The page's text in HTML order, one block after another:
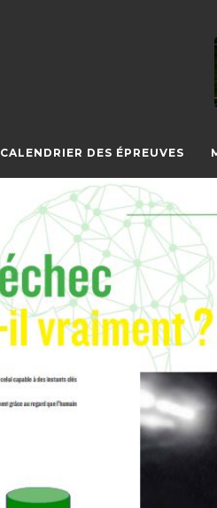
CALENDRIER DES ÉPREUVES